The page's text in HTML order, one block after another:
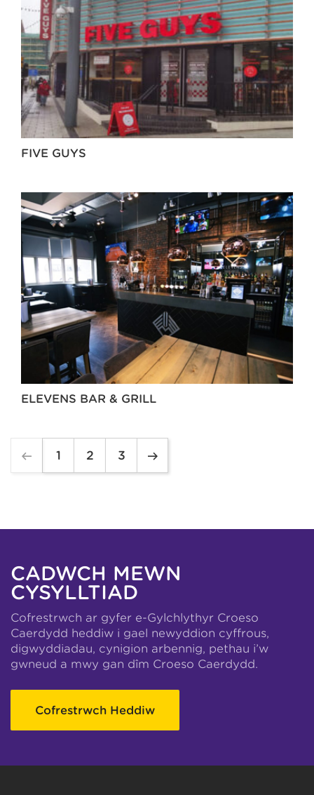
FIVE GUYS
ELEVENS BAR & GRILL
1 2 3
CADWCH MEWN
CYSYLLTIAD
Cofrestrwch ar gyfer e-Gylchlythyr Croeso
Caerdydd heddiw i gael newyddion cyffrous,
digwyddiadau, cynigion arbennig, pethau i’w
gwneud a mwy gan dîm Croeso Caerdydd.
Cofrestrwch Heddiw